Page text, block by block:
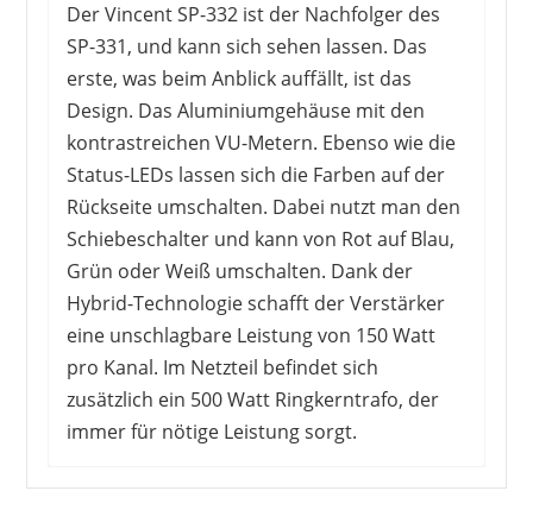
DOUK AUDIO
129,99 €*
Der Vincent SP-332 ist der Nachfolger des
SP-331, und kann sich sehen lassen. Das
erste, was beim Anblick auffällt, ist das
Design. Das Aluminiumgehäuse mit den
kontrastreichen VU-Metern. Ebenso wie die
Status-LEDs lassen sich die Farben auf der
Rückseite umschalten. Dabei nutzt man den
Schiebeschalter und kann von Rot auf Blau,
Grün oder Weiß umschalten. Dank der
Hybrid-Technologie schafft der Verstärker
eine unschlagbare Leistung von 150 Watt
pro Kanal. Im Netzteil befindet sich
zusätzlich ein 500 Watt Ringkerntrafo, der
immer für nötige Leistung sorgt.